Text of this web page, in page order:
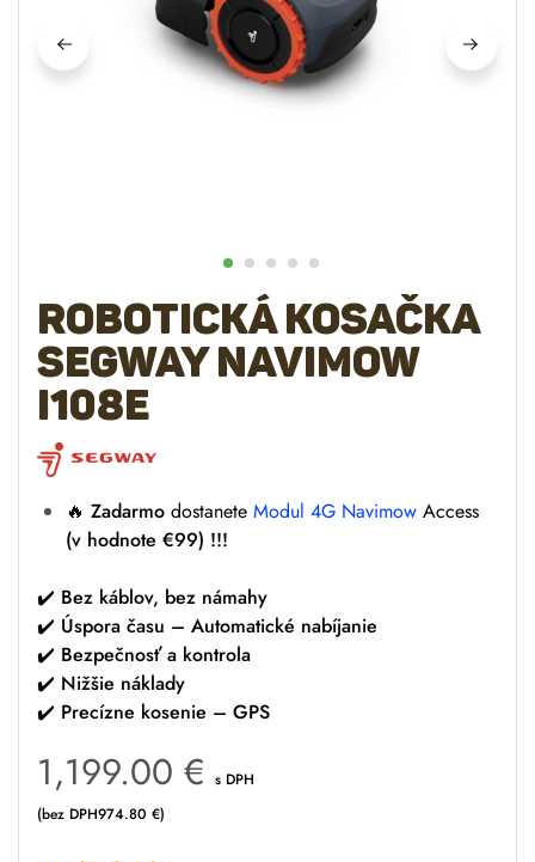
Robotická kosačka
SEGWAY Navimow
i108E
🔥 Zadarmo dostanete Modul 4G Navimow Access
(v hodnote €99) !!!
✔️ Bez káblov, bez námahy
✔️ Úspora času – Automatické nabíjanie
✔️ Bezpečnosť a kontrola
✔️ Nižšie náklady
✔️ Precízne kosenie – GPS
1,199.00 € s DPH
(bez DPH974.80 €)